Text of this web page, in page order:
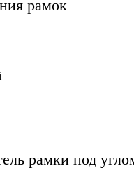
рамок
рамки под